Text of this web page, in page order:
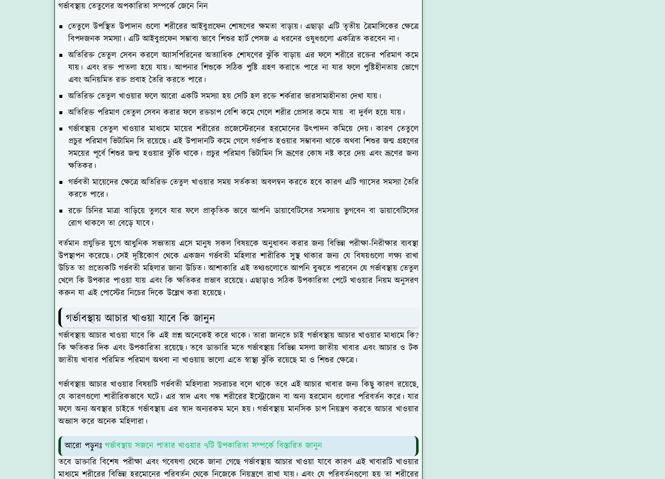
গর্ভাবস্থায় তেতুলের অপকারিতা সম্পর্কে জেনে নিন
তেতুলে উপস্থিত উপাদান গুলো শরীরের আইবুপ্রফেন শোষণের ক্ষমতা বাড়ায়। এছাড়া এটি তৃতীয় ত্রৈমাসিকের ক্ষেত্রে
বিপদজনক সমস্যা। এটি আইবুপ্রফেন সম্ভাব্য ভাবে শিশুর হার্ট পেসজ এ ধরনের ওষুধগুলো একত্রিত করবেন না।
অতিরিক্ত তেতুল সেবন করলে অ্যাসপিরিনের অত্যাধিক শোষণের ঝুঁকি বাড়ায় এর ফলে শরীরে রক্তের পরিমাণ কমে
যায়। এবং রক্ত পাতলা হয়ে যায়। আপনার শিশুকে সঠিক পুষ্টি গ্রহণ করাতে পারে না যার ফলে পুষ্টিহীনতায় ভোগে
এবং অনিয়মিত রক্ত প্রবাহ তৈরি করতে পারে।
অতিরিক্ত তেতুল খাওয়ার ফলে আরো একটি সমস্যা হয় সেটি হল রক্তে শর্করার ভারসাম্যহীনতা দেখা যায়।
অতিরিক্ত পরিমাণ তেতুল সেবন করার ফলে রক্তচাপ বেশি কমে গেলে শরীর প্রেসার কমে যায় বা দুর্বল হয়ে যায়।
গর্ভাবস্থায় তেতুল খাওয়ার মাধ্যমে মায়ের শরীরের প্রজেস্টেরনের হরমোনের উৎপাদন কমিয়ে দেয়। কারণ তেতুলে
প্রচুর পরিমাণ ভিটামিন সি রয়েছে। এই উপাদানটি কমে গেলে গর্ভপাত হওয়ার সম্ভাবনা থাকে অথবা শিশুর জন্ম গ্রহণের
সময়ের পূর্বে শিশুর জন্ম হওয়ার ঝুঁকি থাকে। প্রচুর পরিমাণ ভিটামিন সি ভ্রূণের কোষ নষ্ট করে দেয় এবং ভ্রূণের জন্য
ক্ষতিকর।
গর্ভবতী মায়েদের ক্ষেত্রে অতিরিক্ত তেতুল খাওয়ার সময় সর্তকতা অবলম্বন করতে হবে কারণ এটি গ্যাসের সমস্যা তৈরি
করতে পারে।
রক্তে চিনির মাত্রা বাড়িয়ে তুলবে যার ফলে প্রাকৃতিক ভাবে আপনি ডায়াবেটিসের সমস্যায় ভুগবেন বা ডায়াবেটিসের
রোগ থাকলে তা বেড়ে যাবে।
বর্তমান প্রযুক্তির যুগে আধুনিক সভ্যতায় এসে মানুষ সকল বিষয়কে অনুধাবন করার জন্য বিভিন্ন পরীক্ষা-নিরীক্ষার ব্যবস্থা
উপস্থাপন করেছে। সেই দৃষ্টিকোণ থেকে একজন গর্ভবতী মহিলার শারীরিক সুস্থ থাকার জন্য যে বিষয়গুলো লক্ষ্য রাখা
উচিত তা প্রত্যেকটি গর্ভবতী মহিলার জানা উচিত। আশাকারি এই তথ্যগুলোতে আপনি বুঝতে পারবেন যে গর্ভাবস্থায় তেতুল
খেলে কি উপকার পাওয়া যায় এবং কি ক্ষতিকর প্রভাব রয়েছে। এছাড়াও সঠিক উপকারিতা পেটে খাওয়ার নিয়ম অনুসরণ
করুন যা এই পোস্টের নিচের দিকে উল্লেখ করা হয়েছে।
গর্ভাবস্থায় আচার খাওয়া যাবে কি জানুন
গর্ভাবস্থায় আচার খাওয়া যাবে কি এই প্রশ্ন অনেকেই করে থাকে। তারা জানতে চাই গর্ভাবস্থায় আচার খাওয়ার মাধ্যমে কি?
কি ক্ষতিকর দিক এবং উপকারিতা রয়েছে। তবে ডাক্তারি মতে গর্ভাবস্থায় বিভিন্ন মসলা জাতীয় খাবার এবং আচার ও টক
জাতীয় খাবার পরিমিত পরিমাণ অথবা না খাওয়ায় ভালো এতে স্বাস্থ্য ঝুঁকি রয়েছে মা ও শিশুর ক্ষেত্রে।
গর্ভাবস্থায় আচার খাওয়ার বিষয়টি গর্ভবতী মহিলারা সচরাচর বলে থাকে তবে এই আচার খাবার জন্য কিছু কারণ রয়েছে,
যে কারণগুলো শারীরিকভাবে ঘটে। এর স্বাদ এবং গন্ধ শরীরের ইস্ট্রোজেন বা অন্য হরমোন গুলোর পরিবর্তন করে। যার
ফলে অন্য অবস্থার চাইতে গর্ভাবস্থায় এর স্বাদ অন্যরকম মনে হয়। গর্ভাবস্থায় মানসিক চাপ নিয়ন্ত্রণ করতে আচার খাওয়ার
অভ্যাস করে অনেক মহিলারা।
আরো পড়ুনঃ গর্ভাবস্থায় সজনে পাতার খাওয়ার ৭টি উপকারিতা সম্পর্কে বিস্তারিত জানুন
তবে ডাক্তারি বিশেষ পরীক্ষা এবং গবেষণা থেকে জানা গেছে গর্ভাবস্থায় আচার খাওয়া যাবে কারণ এই খাবারটি খাওয়ার
মাধ্যমে শরীরের বিভিন্ন হরমোনের পরিবর্তন থেকে নিজেকে নিয়ন্ত্রণে রাখা যায়। এবং যে পরিবর্তনগুলো হয় তা শরীরের